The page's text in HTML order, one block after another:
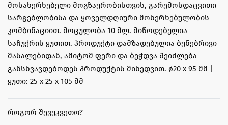
მოსახერხებელი მოგზაურობისთვის, გარემოსდაცვითი
სარგებლობისა და ყოველდღიური მოხერხებულობის
კომბინაციით. მოცულობა 10 მლ. მიწოდებულია
საჩუქრის ყუთით. პროდუქტი დამზადებულია ბუნებრივი
მასალებიდან, ამიტომ ფერი და ბეჭდვა შეიძლება
განსხვავდებოდეს პროდუქტის მიხედვით. ø20 x 95 მმ |
ყუთი: 25 x 25 x 105 მმ
ᲠᲝᲒᲝᲠ ᲨᲔᲕᲣᲙᲕᲔᲗᲝ?